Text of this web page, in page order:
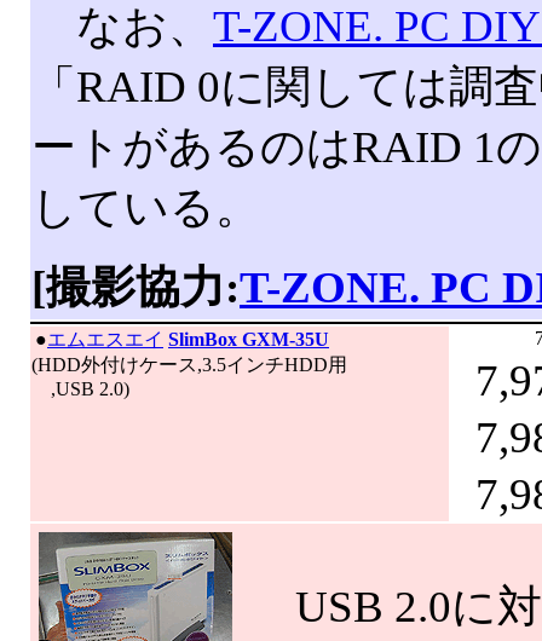
なお、 T-ZONE. PC
「RAID 0に関しては調
ートがあるのはRAID 1
している。
[撮影協力:T-ZONE. PC
●エムエスエイ SlimBox GXM-35U
(HDD外付けケース,3.5インチHDD用
,USB 2.0)
USB 2.0に